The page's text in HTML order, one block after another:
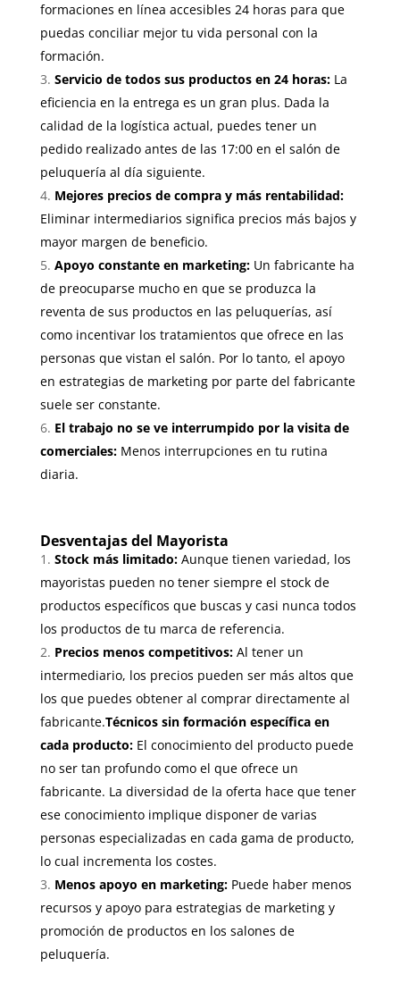
formaciones en línea accesibles 24 horas para que
puedas conciliar mejor tu vida personal con la
formación.
Servicio de todos sus productos en 24 horas:La
eficiencia en la entrega es un gran plus. Dada la
calidad de la logística actual, puedes tener un
pedido realizado antes de las 17:00 en el salón de
peluquería al día siguiente.
Mejores precios de compra y más rentabilidad:
Eliminar intermediarios significa precios más bajos y
mayor margen de beneficio.
Apoyo constante en marketing:Un fabricante ha
de preocuparse mucho en que se produzca la
reventa de sus productos en las peluquerías, así
como incentivar los tratamientos que ofrece en las
personas que vistan el salón. Por lo tanto, el apoyo
en estrategias de marketing por parte del fabricante
suele ser constante.
El trabajo no se ve interrumpido por la visita de
comerciales:Menos interrupciones en tu rutina
diaria.
Desventajas del Mayorista
Stock más limitado:Aunque tienen variedad, los
mayoristas pueden no tener siempre el stock de
productos específicos que buscas y casi nunca todos
los productos de tu marca de referencia.
Precios menos competitivos:Al tener un
intermediario, los precios pueden ser más altos que
los que puedes obtener al comprar directamente al
fabricante.Técnicos sin formación específica en
cada producto:El conocimiento del producto puede
no ser tan profundo como el que ofrece un
fabricante. La diversidad de la oferta hace que tener
ese conocimiento implique disponer de varias
personas especializadas en cada gama de producto,
lo cual incrementa los costes.
Menos apoyo en marketing:Puede haber menos
recursos y apoyo para estrategias de marketing y
promoción de productos en los salones de
peluquería.